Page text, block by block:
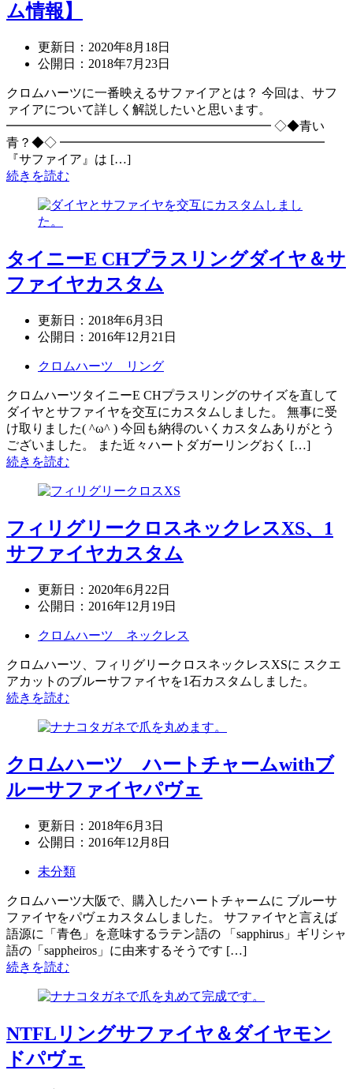
ム情報】
更新日： 2020年8月18日
公開日： 2018年7月23日
クロムハーツに一番映えるサファイアとは？ 今回は、サフ
ァイアについて詳しく解説したいと思います。
━━━━━━━━━━━━━━━━━━━━━ ◇◆青い
青？◆◇ ━━━━━━━━━━━━━━━━━━━━━
『サファイア』は […]
続きを読む
タイニーE CHプラスリングダイヤ＆サ
ファイヤカスタム
更新日： 2018年6月3日
公開日： 2016年12月21日
クロムハーツ リング
クロムハーツタイニーE CHプラスリングのサイズを直して
ダイヤとサファイヤを交互にカスタムしました。 無事に受
け取りました( ^ω^ ) 今回も納得のいくカスタムありがとう
ございました。 また近々ハートダガーリングおく […]
続きを読む
フィリグリークロスネックレスXS、1
サファイヤカスタム
更新日： 2020年6月22日
公開日： 2016年12月19日
クロムハーツ ネックレス
クロムハーツ、フィリグリークロスネックレスXSに スクエ
アカットのブルーサファイヤを1石カスタムしました。
続きを読む
クロムハーツ ハートチャームwithブ
ルーサファイヤパヴェ
更新日： 2018年6月3日
公開日： 2016年12月8日
未分類
クロムハーツ大阪で、購入したハートチャームに ブルーサ
ファイヤをパヴェカスタムしました。 サファイヤと言えば
語源に「青色」を意味するラテン語の 「sapphirus」ギリシャ
語の「sappheiros」に由来するそうです […]
続きを読む
NTFLリングサファイヤ＆ダイヤモン
ドパヴェ